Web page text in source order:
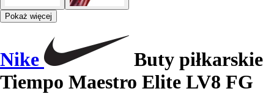
Pokaż więcej
Nike
Buty piłkarskie
Tiempo Maestro Elite LV8 FG